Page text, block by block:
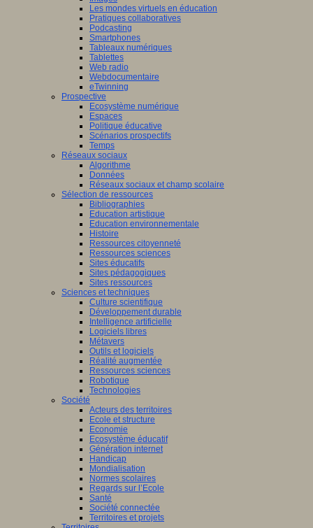
Les mondes virtuels en éducation
Pratiques collaboratives
Podcasting
Smartphones
Tableaux numériques
Tablettes
Web radio
Webdocumentaire
eTwinning
Prospective
Ecosystème numérique
Espaces
Politique éducative
Scénarios prospectifs
Temps
Réseaux sociaux
Algorithme
Données
Réseaux sociaux et champ scolaire
Sélection de ressources
Bibliographies
Education artistique
Education environnementale
Histoire
Ressources citoyenneté
Ressources sciences
Sites éducatifs
Sites pédagogiques
Sites ressources
Sciences et techniques
Culture scientifique
Développement durable
Intelligence artificielle
Logiciels libres
Métavers
Outils et logiciels
Réalité augmentée
Ressources sciences
Robotique
Technologies
Société
Acteurs des territoires
Ecole et structure
Economie
Ecosystème éducatif
Génération internet
Handicap
Mondialisation
Normes scolaires
Regards sur l’Ecole
Santé
Société connectée
Territoires et projets